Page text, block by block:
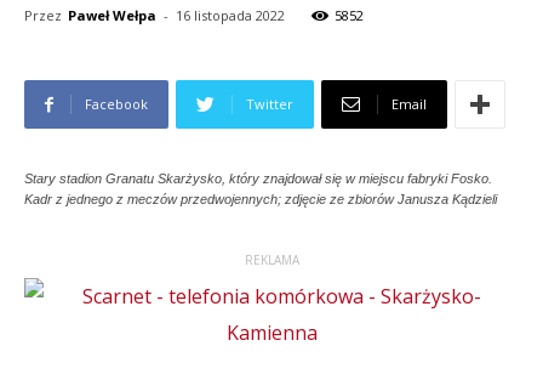
Przez Paweł Wełpa - 16 listopada 2022 5852
Facebook Twitter Email
Stary stadion Granatu Skarżysko, który znajdował się w miejscu fabryki Fosko.
Kadr z jednego z meczów przedwojennych; zdjęcie ze zbiorów Janusza Kądzieli
REKLAMA